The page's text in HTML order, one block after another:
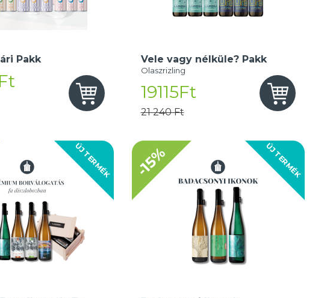
Pakk Vele vagy nélküle? Pakk
Olaszrizling
19115Ft
21 240 Ft
ÚJ TERMÉK ÚJ TERMÉK
-15%